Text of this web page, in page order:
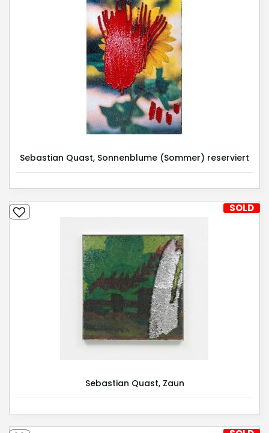
Sebastian Quast, Sonnenblume (Sommer) reserviert
Sebastian Quast, Zaun
SOLD